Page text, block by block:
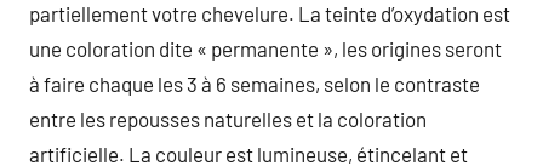
partiellement votre chevelure. La teinte d’oxydation est
une coloration dite « permanente », les origines seront
à faire chaque les 3 à 6 semaines, selon le contraste
entre les repousses naturelles et la coloration
artificielle. La couleur est lumineuse, étincelant et